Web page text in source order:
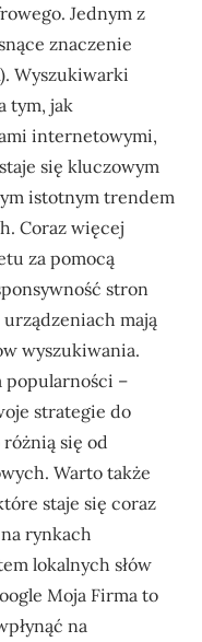
Jednym z
znaczenie
Wyszukiwarki
tym, jak
internetowymi,
się kluczowym
istotnym trendem
Coraz więcej
za pomocą
stron
urządzeniach mają
wyszukiwania.
popularności –
strategie do
się od
Warto także
staje się coraz
rynkach
lokalnych słów
Moja Firma to
na